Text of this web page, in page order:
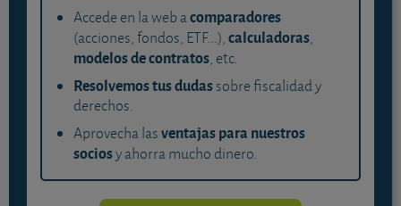
Accede en la web acomparadores
(acciones, fondos, ETF...),calculadoras,
modelos de contratos, etc.
Resolvemos tus dudassobre fiscalidad y
derechos.
Aprovecha lasventajas para nuestros
sociosy ahorra mucho dinero.